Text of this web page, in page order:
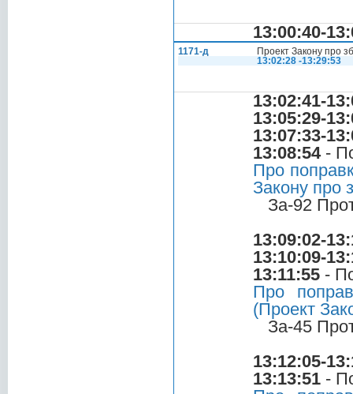
13:00:40-
1171-д
Проект Закону про
13:02:28 -13:29:53
13:02:41-
13:05:29-
13:07:33-
13:08:54-
Про
Закону про
За-92
13:09:02-
13:10:09-
13:11:55 -
Про
(Проект
За-45
13:12:05-
13:13:51 -